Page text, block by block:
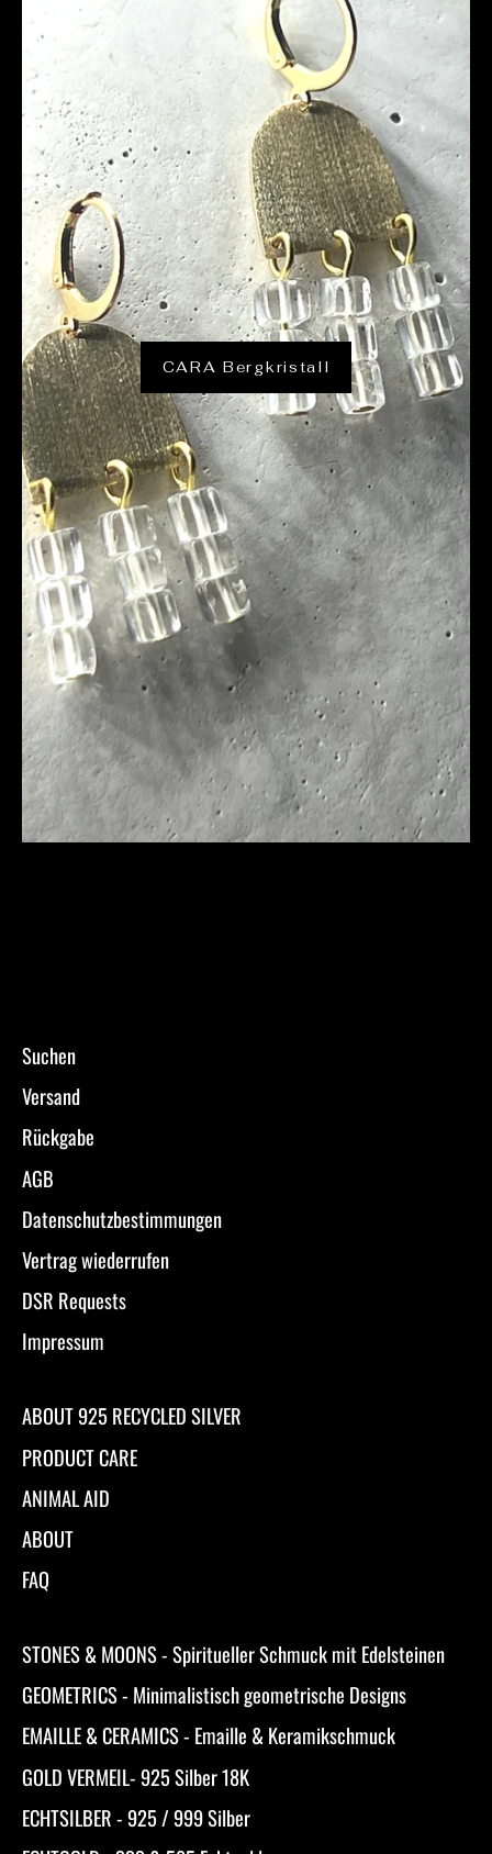
CARA Bergkristall
Suchen
Versand
Rückgabe
AGB
Datenschutzbestimmungen
Vertrag wiederrufen
DSR Requests
Impressum
ABOUT 925 RECYCLED SILVER
PRODUCT CARE
ANIMAL AID
ABOUT
FAQ
STONES & MOONS - Spiritueller Schmuck mit Edelsteinen
GEOMETRICS - Minimalistisch geometrische Designs
EMAILLE & CERAMICS - Emaille & Keramikschmuck
GOLD VERMEIL- 925 Silber 18K
ECHTSILBER - 925 / 999 Silber